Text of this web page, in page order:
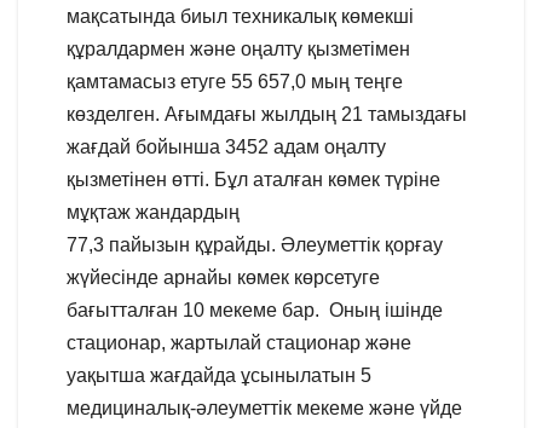
мақсатында биыл техникалық көмекші
құралдармен және оңалту қызметімен
қамтамасыз етуге 55 657,0 мың теңге
көзделген. Ағымдағы жылдың 21 тамыздағы
жағдай бойынша 3452 адам оңалту
қызметінен өтті. Бұл аталған көмек түріне
мұқтаж жандардың
77,3 пайызын құрайды. Әлеуметтiк қорғау
жүйесiнде арнайы көмек көрсетуге
бағытталған 10 мекеме бар. Оның iшiнде
стационар, жартылай стационар және
уақытша жағдайда ұсынылатын 5
медициналық-әлеуметтiк мекеме және үйде